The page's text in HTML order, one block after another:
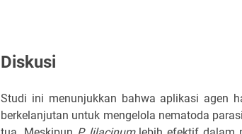
Diskusi
Studi ini menunjukkan bahwa aplikasi agen
berkelanjutan untuk mengelola nematoda